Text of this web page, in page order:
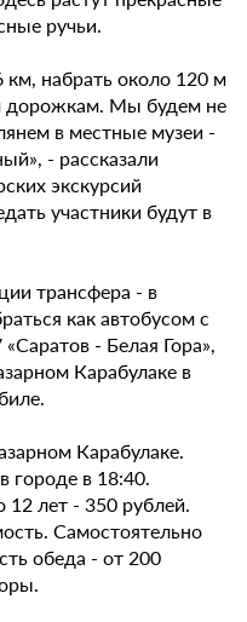
ручьи.
набрать около 120 м
дорожкам. Мы будем не
в местные музеи -
- рассказали
экскурсий
участники будут в
трансфера - в
как автобусом с
- Белая Гора»,
Карабулаке в
Карабулаке.
городе в 18:40.
12 лет - 350 рублей.
Самостоятельно
обеда - от 200